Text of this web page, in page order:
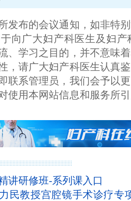
发布的会议通知，如非特
向广大妇产科医生及妇
、学习之目的，并不意味
，请广大妇产科医生认真
联系管理员，我们会予以
使用本网站信息和服务所
讲研修班-系列课入口
民教授宫腔镜手术诊疗专